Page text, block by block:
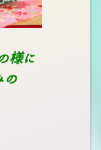
様に
の